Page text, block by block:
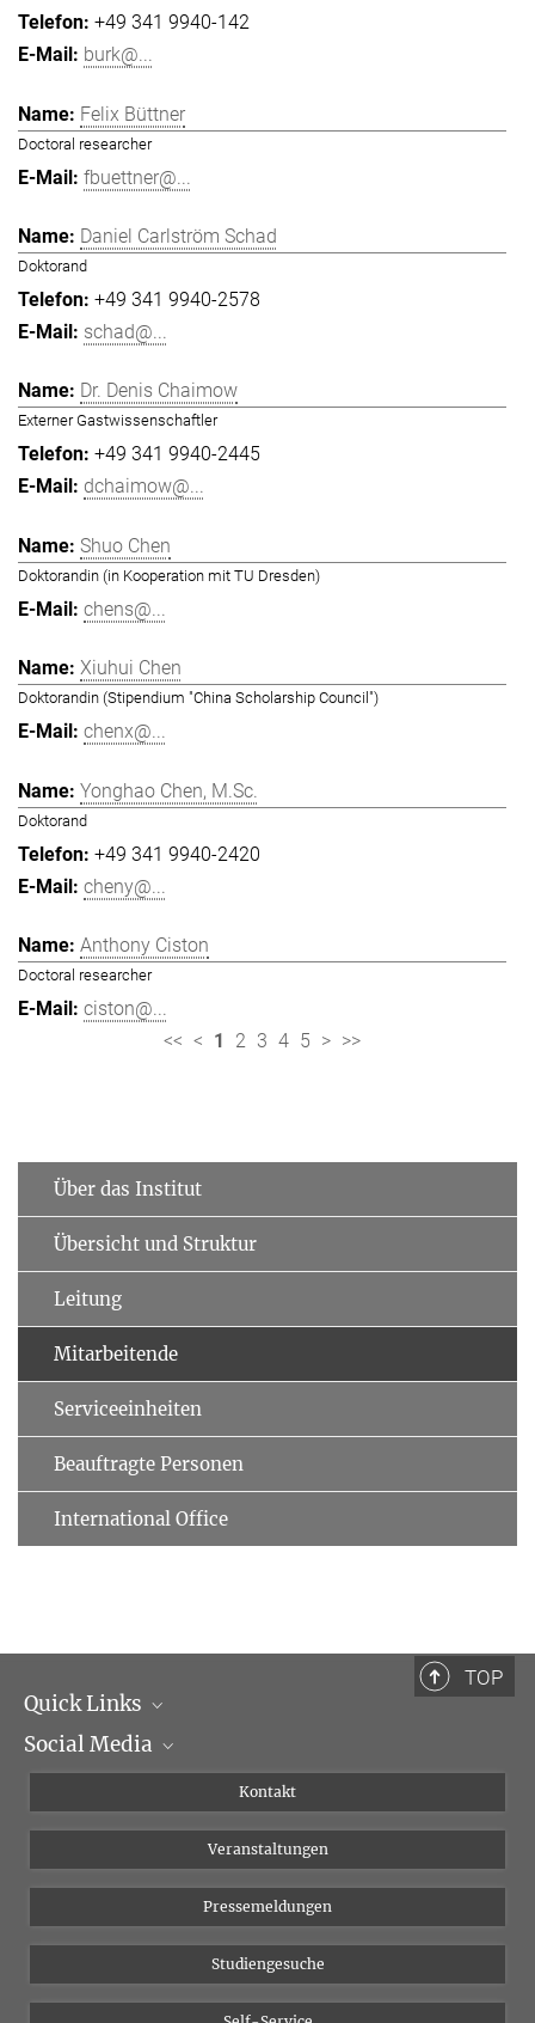
+49 341 9940-142
burk@...
Felix Büttner
Doctoral researcher
fbuettner@...
Daniel Carlström Schad
Doktorand
+49 341 9940-2578
schad@...
Dr. Denis Chaimow
Externer Gastwissenschaftler
+49 341 9940-2445
dchaimow@...
Shuo Chen
Doktorandin (in Kooperation mit TU Dresden)
chens@...
Xiuhui Chen
Doktorandin (Stipendium "China Scholarship Council")
chenx@...
Yonghao Chen, M.Sc.
Doktorand
+49 341 9940-2420
cheny@...
Anthony Ciston
Doctoral researcher
ciston@...
<< < 1 2 3 4 5 > >>
Über das Institut
Übersicht und Struktur
Leitung
Mitarbeitende
Serviceeinheiten
Beauftragte Personen
International Office
TOP
Quick Links
Institutsleitung
Social Media
Bluesky
YouTube
Kontakt
Veranstaltungen
Pressemeldungen
Studiengesuche